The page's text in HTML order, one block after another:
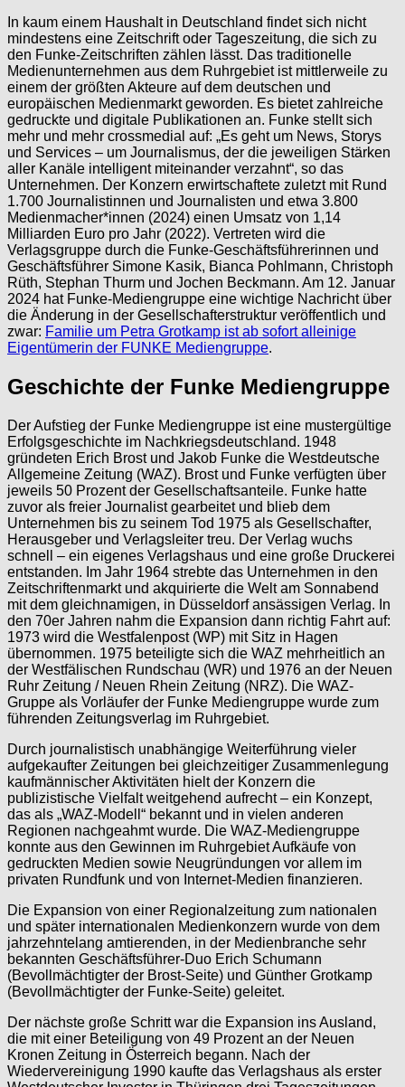
In kaum einem Haushalt in Deutschland findet sich nicht
mindestens eine Zeitschrift oder Tageszeitung, die sich zu
den Funke-Zeitschriften zählen lässt. Das traditionelle
Medienunternehmen aus dem Ruhrgebiet ist mittlerweile zu
einem der größten Akteure auf dem deutschen und
europäischen Medienmarkt geworden. Es bietet zahlreiche
gedruckte und digitale Publikationen an. Funke stellt sich
mehr und mehr crossmedial auf: „Es geht um News, Storys
und Services – um Journalismus, der die jeweiligen Stärken
aller Kanäle intelligent miteinander verzahnt“, so das
Unternehmen. Der Konzern erwirtschaftete zuletzt mit Rund
1.700 Journalistinnen und Journalisten und etwa 3.800
Medienmacher*innen (2024) einen Umsatz von 1,14
Milliarden Euro pro Jahr (2022). Vertreten wird die
Verlagsgruppe durch die Funke-Geschäftsführerinnen und
Geschäftsführer Simone Kasik, Bianca Pohlmann, Christoph
Rüth, Stephan Thurm und Jochen Beckmann. Am 12. Januar
2024 hat Funke-Mediengruppe eine wichtige Nachricht über
die Änderung in der Gesellschafterstruktur veröffentlich und
zwar: Familie um Petra Grotkamp ist ab sofort alleinige
Eigentümerin der FUNKE Mediengruppe.
Geschichte der Funke Mediengruppe
Der Aufstieg der Funke Mediengruppe ist eine mustergültige
Erfolgsgeschichte im Nachkriegsdeutschland. 1948
gründeten Erich Brost und Jakob Funke die Westdeutsche
Allgemeine Zeitung (WAZ). Brost und Funke verfügten über
jeweils 50 Prozent der Gesellschaftsanteile. Funke hatte
zuvor als freier Journalist gearbeitet und blieb dem
Unternehmen bis zu seinem Tod 1975 als Gesellschafter,
Herausgeber und Verlagsleiter treu. Der Verlag wuchs
schnell – ein eigenes Verlagshaus und eine große Druckerei
entstanden. Im Jahr 1964 strebte das Unternehmen in den
Zeitschriftenmarkt und akquirierte die Welt am Sonnabend
mit dem gleichnamigen, in Düsseldorf ansässigen Verlag. In
den 70er Jahren nahm die Expansion dann richtig Fahrt auf:
1973 wird die Westfalenpost (WP) mit Sitz in Hagen
übernommen. 1975 beteiligte sich die WAZ mehrheitlich an
der Westfälischen Rundschau (WR) und 1976 an der Neuen
Ruhr Zeitung / Neuen Rhein Zeitung (NRZ). Die WAZ-
Gruppe als Vorläufer der Funke Mediengruppe wurde zum
führenden Zeitungsverlag im Ruhrgebiet.
Durch journalistisch unabhängige Weiterführung vieler
aufgekaufter Zeitungen bei gleichzeitiger Zusammenlegung
kaufmännischer Aktivitäten hielt der Konzern die
publizistische Vielfalt weitgehend aufrecht – ein Konzept,
das als „WAZ-Modell“ bekannt und in vielen anderen
Regionen nachgeahmt wurde. Die WAZ-Mediengruppe
konnte aus den Gewinnen im Ruhrgebiet Aufkäufe von
gedruckten Medien sowie Neugründungen vor allem im
privaten Rundfunk und von Internet-Medien finanzieren.
Die Expansion von einer Regionalzeitung zum nationalen
und später internationalen Medienkonzern wurde von dem
jahrzehntelang amtierenden, in der Medienbranche sehr
bekannten Geschäftsführer-Duo Erich Schumann
(Bevollmächtigter der Brost-Seite) und Günther Grotkamp
(Bevollmächtigter der Funke-Seite) geleitet.
Der nächste große Schritt war die Expansion ins Ausland,
die mit einer Beteiligung von 49 Prozent an der Neuen
Kronen Zeitung in Österreich begann. Nach der
Wiedervereinigung 1990 kaufte das Verlagshaus als erster